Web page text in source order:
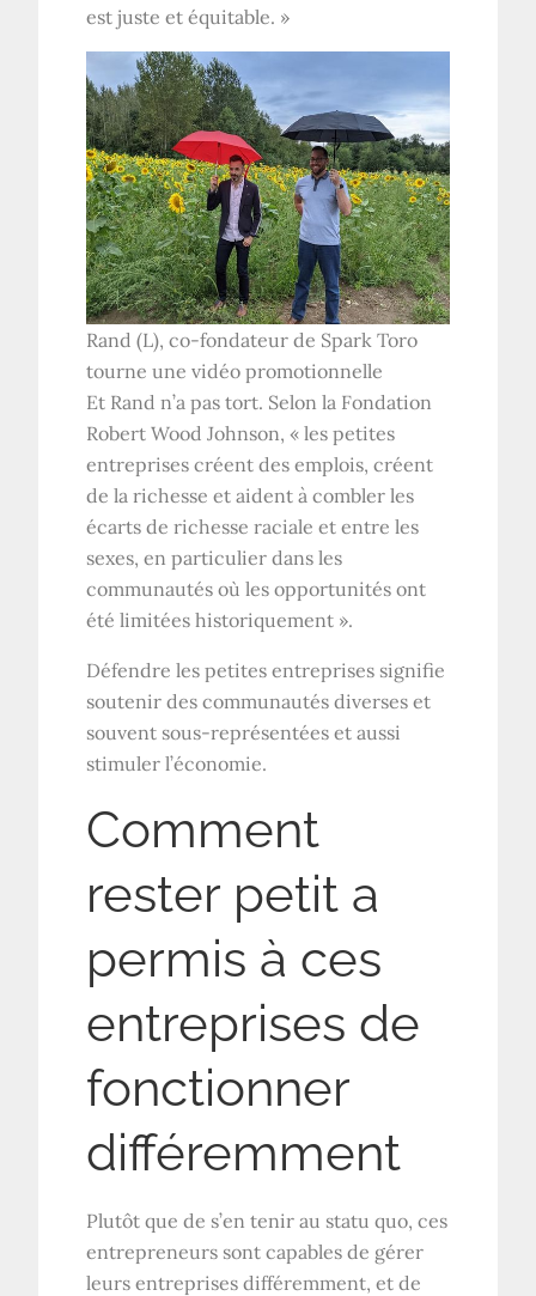
est juste et équitable. »
Rand (L), co-fondateur de Spark Toro
tourne une vidéo promotionnelle
Et Rand n’a pas tort. Selon la Fondation
Robert Wood Johnson, « les petites
entreprises créent des emplois, créent
de la richesse et aident à combler les
écarts de richesse raciale et entre les
sexes, en particulier dans les
communautés où les opportunités ont
été limitées historiquement ».
Défendre les petites entreprises signifie
soutenir des communautés diverses et
souvent sous-représentées et aussi
stimuler l’économie.
Comment
rester petit a
permis à ces
entreprises de
fonctionner
différemment
Plutôt que de s’en tenir au statu quo, ces
entrepreneurs sont capables de gérer
leurs entreprises différemment, et de